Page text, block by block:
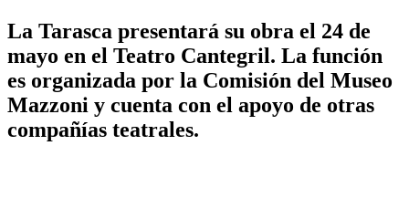
La Tarasca presentará su obra el 24 de
mayo en el Teatro Cantegril. La función
es organizada por la Comisión del Museo
Mazzoni y cuenta con el apoyo de otras
compañías teatrales.